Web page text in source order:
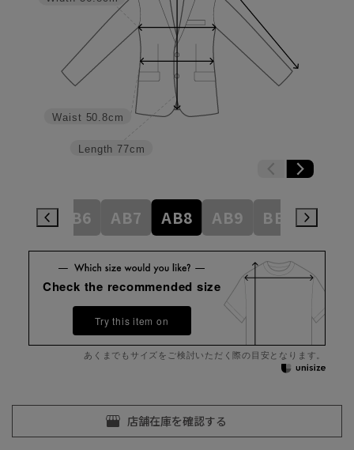
Length 77cm
Waist 50.8cm
AB6 AB7 AB8 AB9 BE3
Check the recommended size
Try this item on
あくまでもサイズをご検討いただく際の目安となります。